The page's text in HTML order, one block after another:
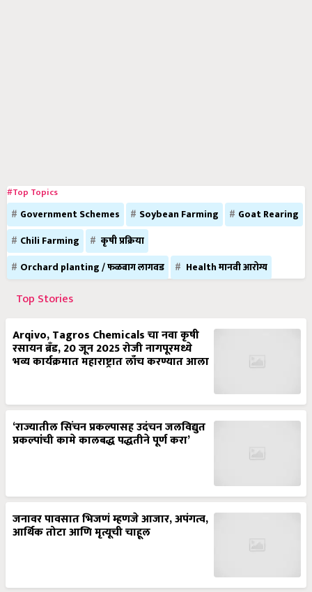
#Top Topics
Government Schemes Soybean Farming
Goat Rearing
Chili Farming
कृषी प्रक्रिया
Orchard planting / फळबाग लागवड
Health मानवी आरोग्य
Top Stories
Arqivo, Tagros Chemicals चा नवा कृषी
रसायन ब्रँड, 20 जून 2025 रोजी नागपूरमध्ये
भव्य कार्यक्रमात महाराष्ट्रात लाँच करण्यात आला
‘राज्यातील सिंचन प्रकल्पासह उदंचन जलविद्युत
प्रकल्पांची कामे कालबद्ध पद्धतीने पूर्ण करा’
जनावर पावसात भिजणं म्हणजे आजार, अपंगत्व,
आर्थिक तोटा आणि मृत्यूची चाहूल